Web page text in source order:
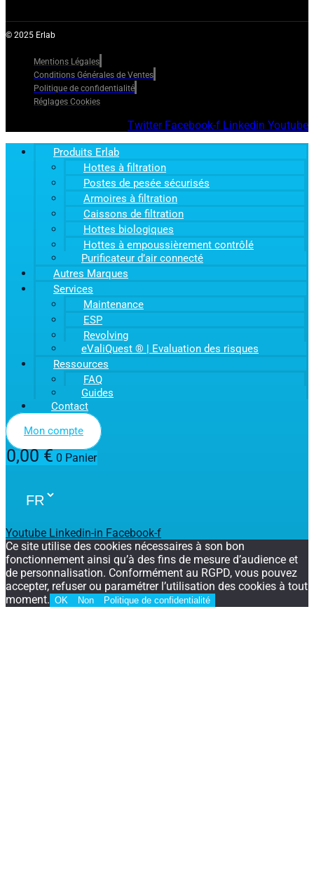
© 2025 Erlab
Mentions Légales
Conditions Générales de Ventes
Politique de confidentialité
Réglages Cookies
Twitter Facebook-f Linkedin Youtube
Produits Erlab
Hottes à filtration
Postes de pesée sécurisés
Armoires à filtration
Caissons de filtration
Hottes biologiques
Hottes à empoussièrement contrôlé
Purificateur d’air connecté
Autres Marques
Services
Maintenance
ESP
Revolving
eValiQuest ® | Evaluation des risques
Ressources
FAQ
Guides
Contact
Mon compte
0,00€ 0 Panier
Youtube Linkedin-in Facebook-f
Ce site utilise des cookies nécessaires à son bon
fonctionnement ainsi qu’à des fins de mesure d’audience et
de personnalisation. Conformément au RGPD, vous pouvez
accepter, refuser ou paramétrer l’utilisation des cookies à tout
moment. OK Non Politique de confidentialité